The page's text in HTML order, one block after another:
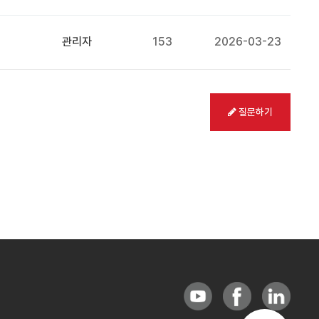
관리자 153 2026-03-23
질문하기